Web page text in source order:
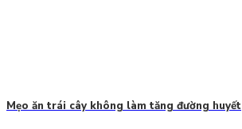
Mẹo ăn trái cây không làm tăng đường huyết